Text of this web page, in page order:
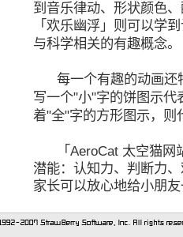
到音乐律动、形状颜色
「欢乐幽浮」则可以学
与科学相关的有趣概念。
每一个有趣的动画还
写一个"小"字的饼图示代
着"全"字的方形图示，则
「 AeroCat 太空猫网
潜能：认知力、判断力
家长可以放心地给小朋